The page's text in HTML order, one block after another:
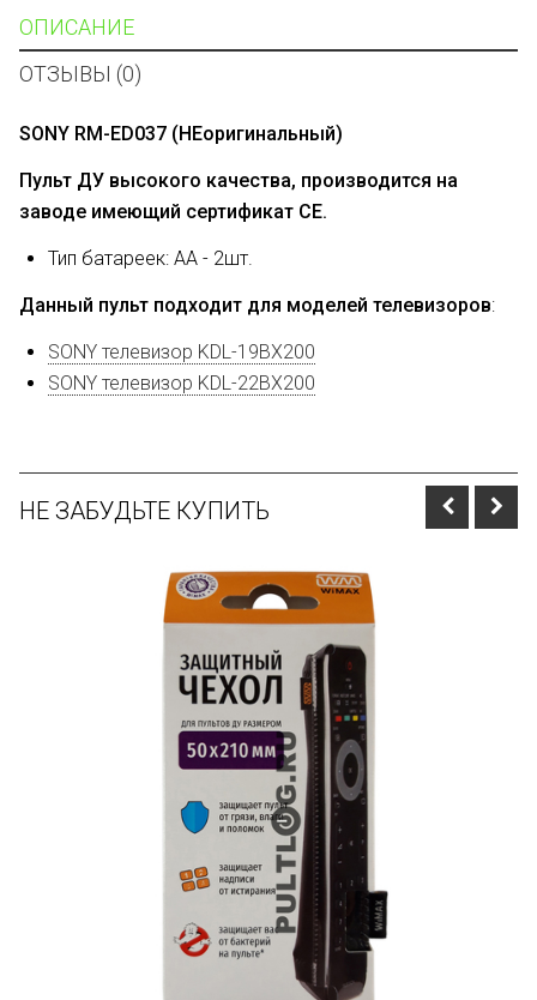
ОПИСАНИЕ
ОТЗЫВЫ (0)
SONY RM-ED037 (НЕоригинальный)
Пульт ДУ высокого качества, производится на
заводе имеющий сертификат CE.
Тип батареек: AA - 2шт.
Данный пульт подходит для моделей телевизоров:
SONY телевизор KDL-19BX200
SONY телевизор KDL-22BX200
НЕ ЗАБУДЬТЕ КУПИТЬ